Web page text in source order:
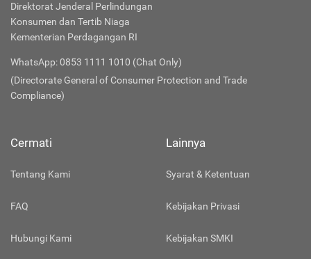
Direktorat Jenderal Perlindungan
Konsumen dan Tertib Niaga
Kementerian Perdagangan RI
WhatsApp: 0853 1111 1010 (Chat Only)
(Directorate General of Consumer Protection and Trade
Compliance)
Cermati
Tentang Kami
FAQ
Hubungi Kami
Lainnya
Syarat & Ketentuan
Kebijakan Privasi
Kebijakan SMKI